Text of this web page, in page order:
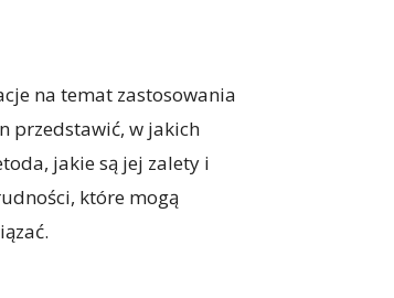
na temat zastosowania
przedstawić, w jakich
jakie są jej zalety i
które mogą